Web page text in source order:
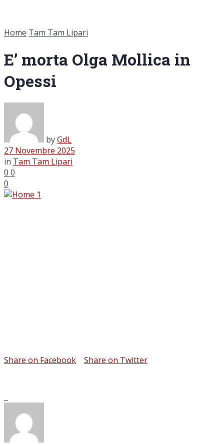
Home Tam Tam Lipari
E’ morta Olga Mollica in
Opessi
byGdL
27 Novembre 2025
in Tam Tam Lipari
0 0
0
Share on Facebook Share on Twitter